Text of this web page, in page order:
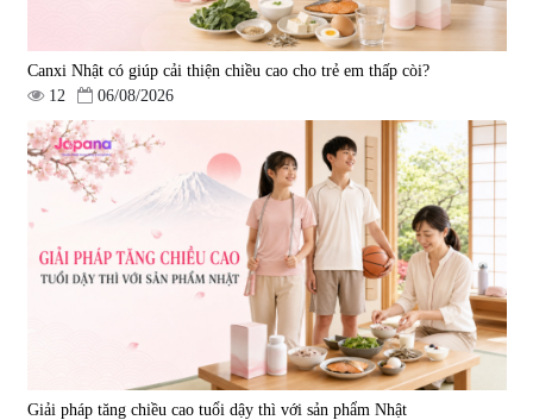
Canxi Nhật có giúp cải thiện chiều cao cho trẻ em thấp còi?
12
06/08/2026
Giải pháp tăng chiều cao tuổi dậy thì với sản phẩm Nhật